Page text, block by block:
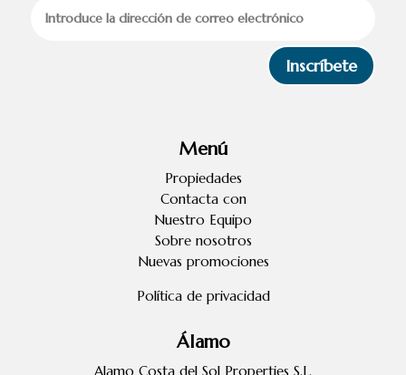
Inscríbete
Menú
Propiedades
Contacta con
Nuestro Equipo
Sobre nosotros
Nuevas promociones
Política de privacidad
Álamo
Alamo Costa del Sol Properties S.L.